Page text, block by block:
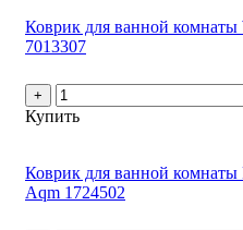
Коврик для ванной
7013307
+
Купить
Коврик для ванной
Aqm 1724502